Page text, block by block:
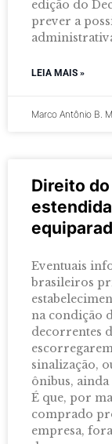
edição do
prever a
LEIA MAIS »
Marco Antônio B.
Direito
Eventuais
brasileiros
na condição
decorrentes
sinalização,
ônibus,
É que, por
comprado
empresa,